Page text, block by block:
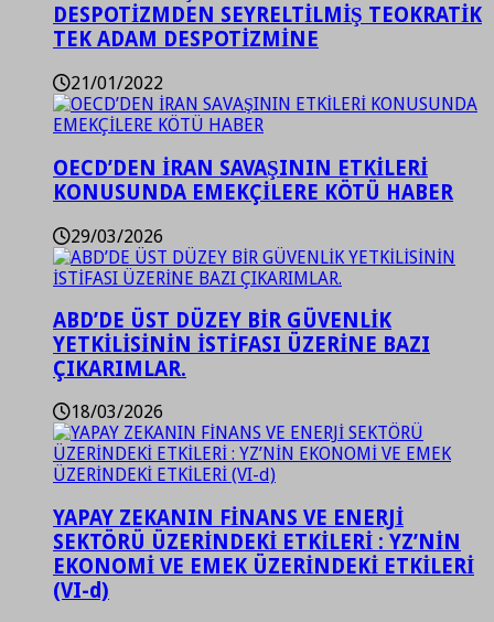
DESPOTİZMDEN SEYRELTİLMİŞ TEOKRATİK
TEK ADAM DESPOTİZMİNE
21/01/2022
OECD’DEN İRAN SAVAŞININ ETKİLERİ
KONUSUNDA EMEKÇİLERE KÖTÜ HABER
29/03/2026
ABD’DE ÜST DÜZEY BİR GÜVENLİK
YETKİLİSİNİN İSTİFASI ÜZERİNE BAZI
ÇIKARIMLAR.
18/03/2026
YAPAY ZEKANIN FİNANS VE ENERJİ
SEKTÖRÜ ÜZERİNDEKİ ETKİLERİ : YZ’NİN
EKONOMİ VE EMEK ÜZERİNDEKİ ETKİLERİ
(VI-d)